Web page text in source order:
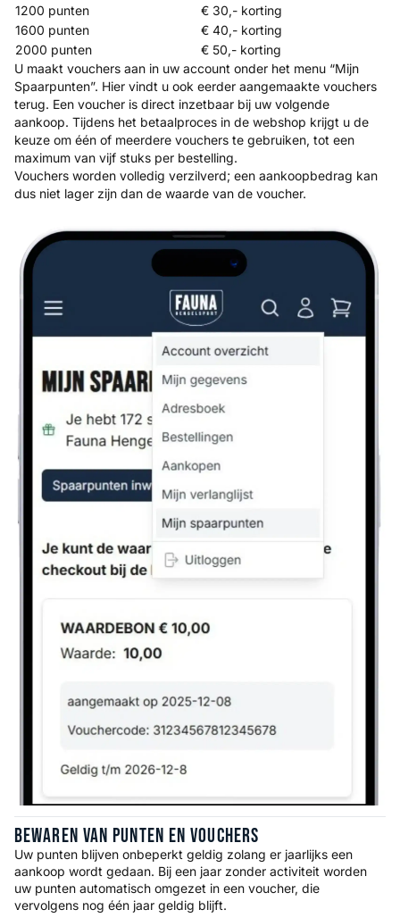
1200 punten
€ 30,- korting
1600 punten
€ 40,- korting
2000 punten
€ 50,- korting
​U maakt vouchers aan in uw account onder het menu “Mijn
Spaarpunten”. Hier vindt u ook eerder aangemaakte vouchers
terug. Een voucher is direct inzetbaar bij uw volgende
aankoop. Tijdens het betaalproces in de webshop krijgt u de
keuze om één of meerdere vouchers te gebruiken, tot een
maximum van vijf stuks per bestelling.
Vouchers worden volledig verzilverd; een aankoopbedrag kan
dus niet lager zijn dan de waarde van de voucher.
Bewaren Van Punten En Vouchers
Uw punten blijven onbeperkt geldig zolang er jaarlijks een
aankoop wordt gedaan. Bij een jaar zonder activiteit worden
uw punten automatisch omgezet in een voucher, die
vervolgens nog één jaar geldig blijft.